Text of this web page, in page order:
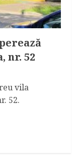
nr. 52
vila
52.